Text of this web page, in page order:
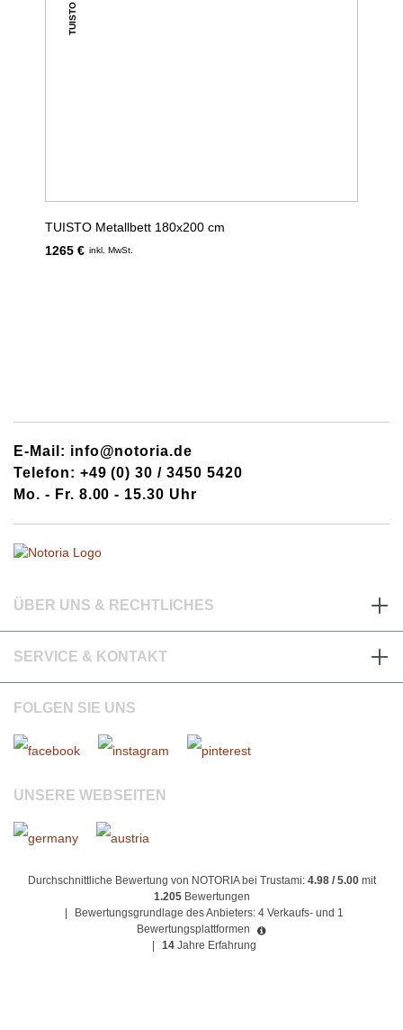
TUISTO
TUISTO Metallbett 180x200 cm
1265 € inkl. MwSt.
E-Mail: info@notoria.de
Telefon: +49 (0) 30 / 3450 5420
Mo. - Fr. 8.00 - 15.30 Uhr
ÜBER UNS & RECHTLICHES
SERVICE & KONTAKT
FOLGEN SIE UNS
UNSERE WEBSEITEN
Durchschnittliche Bewertung von NOTORIA bei Trustami: 4.98 / 5.00mit
1.205 Bewertungen
Bewertungsgrundlage des Anbieters: 4 Verkaufs- und 1
Bewertungsplattformen
14 Jahre Erfahrung